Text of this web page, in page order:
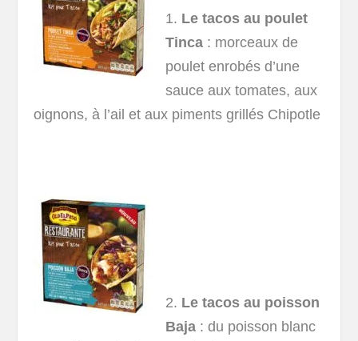
1. Le tacos au poulet
Tinca : morceaux de
poulet enrobés d’une
sauce aux tomates, aux
oignons, à l’ail et aux piments grillés Chipotle
2. Le tacos au poisson
Baja : du poisson blanc